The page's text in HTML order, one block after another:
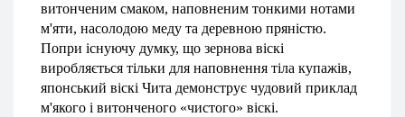
витонченим смаком, наповненим тонкими нотами
м'яти, насолодою меду та деревною пряністю.
Попри існуючу думку, що зернова віскі
виробляється тільки для наповнення тіла купажів,
японський віскі Чита демонструє чудовий приклад
м'якого і витонченого «чистого» віскі.